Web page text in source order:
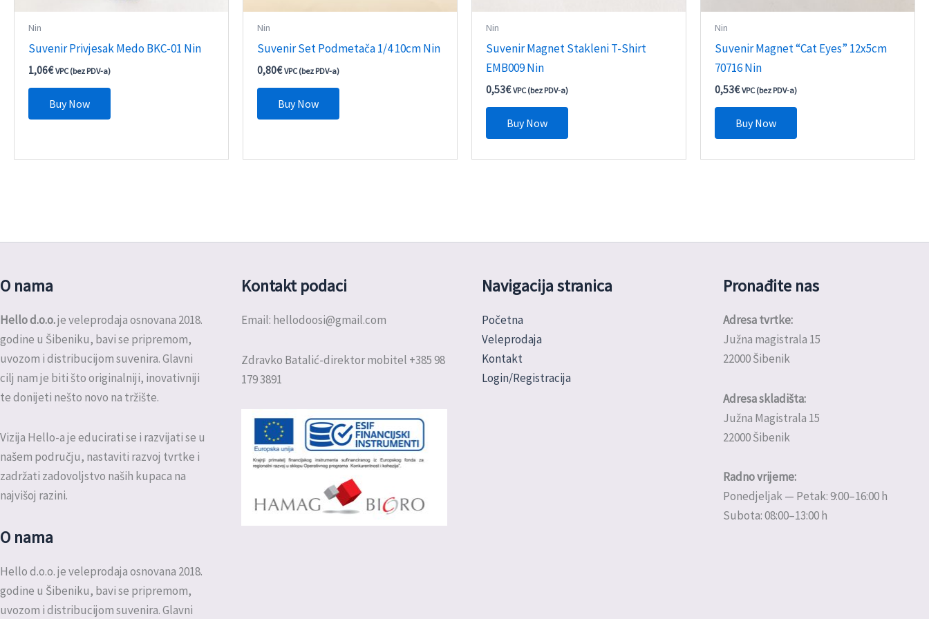
Nin
Suvenir Privjesak Medo BKC-01 Nin
1,06€ VPC (bez PDV-a)
Buy Now
Nin
Suvenir Set Podmetača 1/4 10cm Nin
0,80€ VPC (bez PDV-a)
Buy Now
Nin
Suvenir Magnet Stakleni T-Shirt
EMB009 Nin
0,53€ VPC (bez PDV-a)
Buy Now
Nin
Suvenir Magnet “Cat Eyes” 12x5cm
70716 Nin
0,53€ VPC (bez PDV-a)
Buy Now
O nama
Hello d.o.o.je veleprodaja osnovana 2018.
godine u Šibeniku, bavi se pripremom,
uvozom i distribucijom suvenira. Glavni
cilj nam je biti što originalniji, inovativniji
te donijeti nešto novo na tržište.
Vizija Hello-a je educirati se i razvijati se u
našem području, nastaviti razvoj tvrtke i
zadržati zadovoljstvo naših kupaca na
najvišoj razini.
O nama
Hello d.o.o. je veleprodaja osnovana 2018.
godine u Šibeniku, bavi se pripremom,
uvozom i distribucijom suvenira. Glavni
Kontakt podaci
Email: hellodoosi@gmail.com
Zdravko Batalić-direktor mobitel +385 98
179 3891
Navigacija stranica
Početna
Veleprodaja
Kontakt
Login/Registracija
Pronađite nas
Adresa tvrtke:
Južna magistrala 15
22000 Šibenik
Adresa skladišta:
Južna Magistrala 15
22000 Šibenik
Radno vrijeme:
Ponedjeljak — Petak: 9:00–16:00 h
Subota: 08:00–13:00 h